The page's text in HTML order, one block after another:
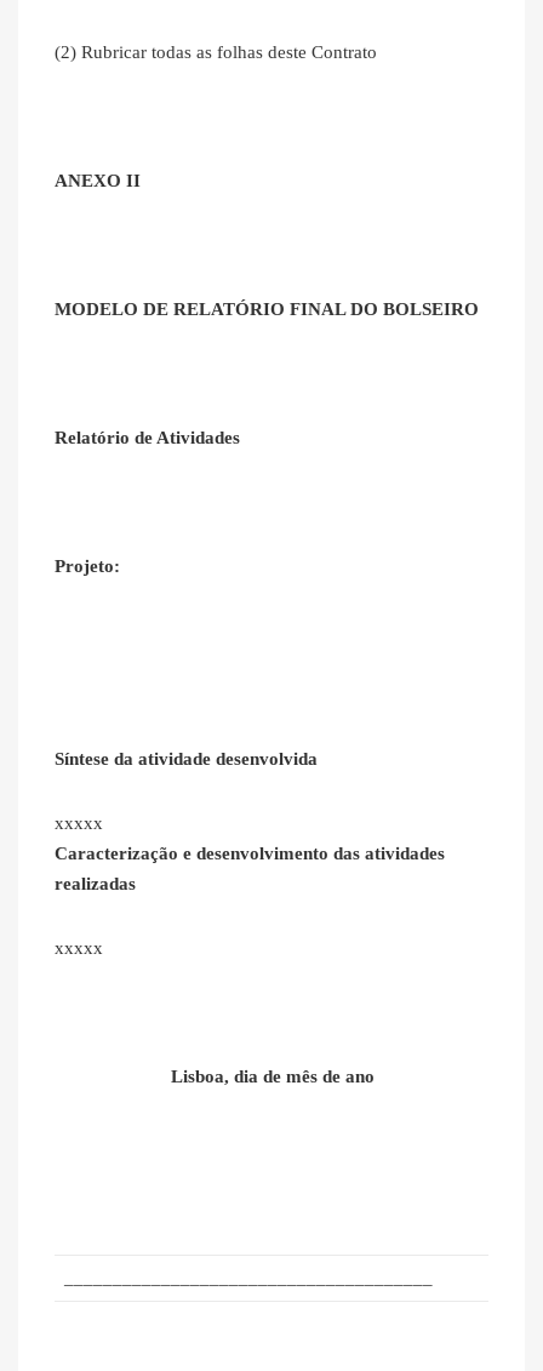
(2) Rubricar todas as folhas deste Contrato
ANEXO II
MODELO DE RELATÓRIO FINAL DO BOLSEIRO
Relatório de Atividades
Projeto:
Síntese da atividade desenvolvida
xxxxx
Caracterização e desenvolvimento das atividades
realizadas
xxxxx
Lisboa, dia de mês de ano